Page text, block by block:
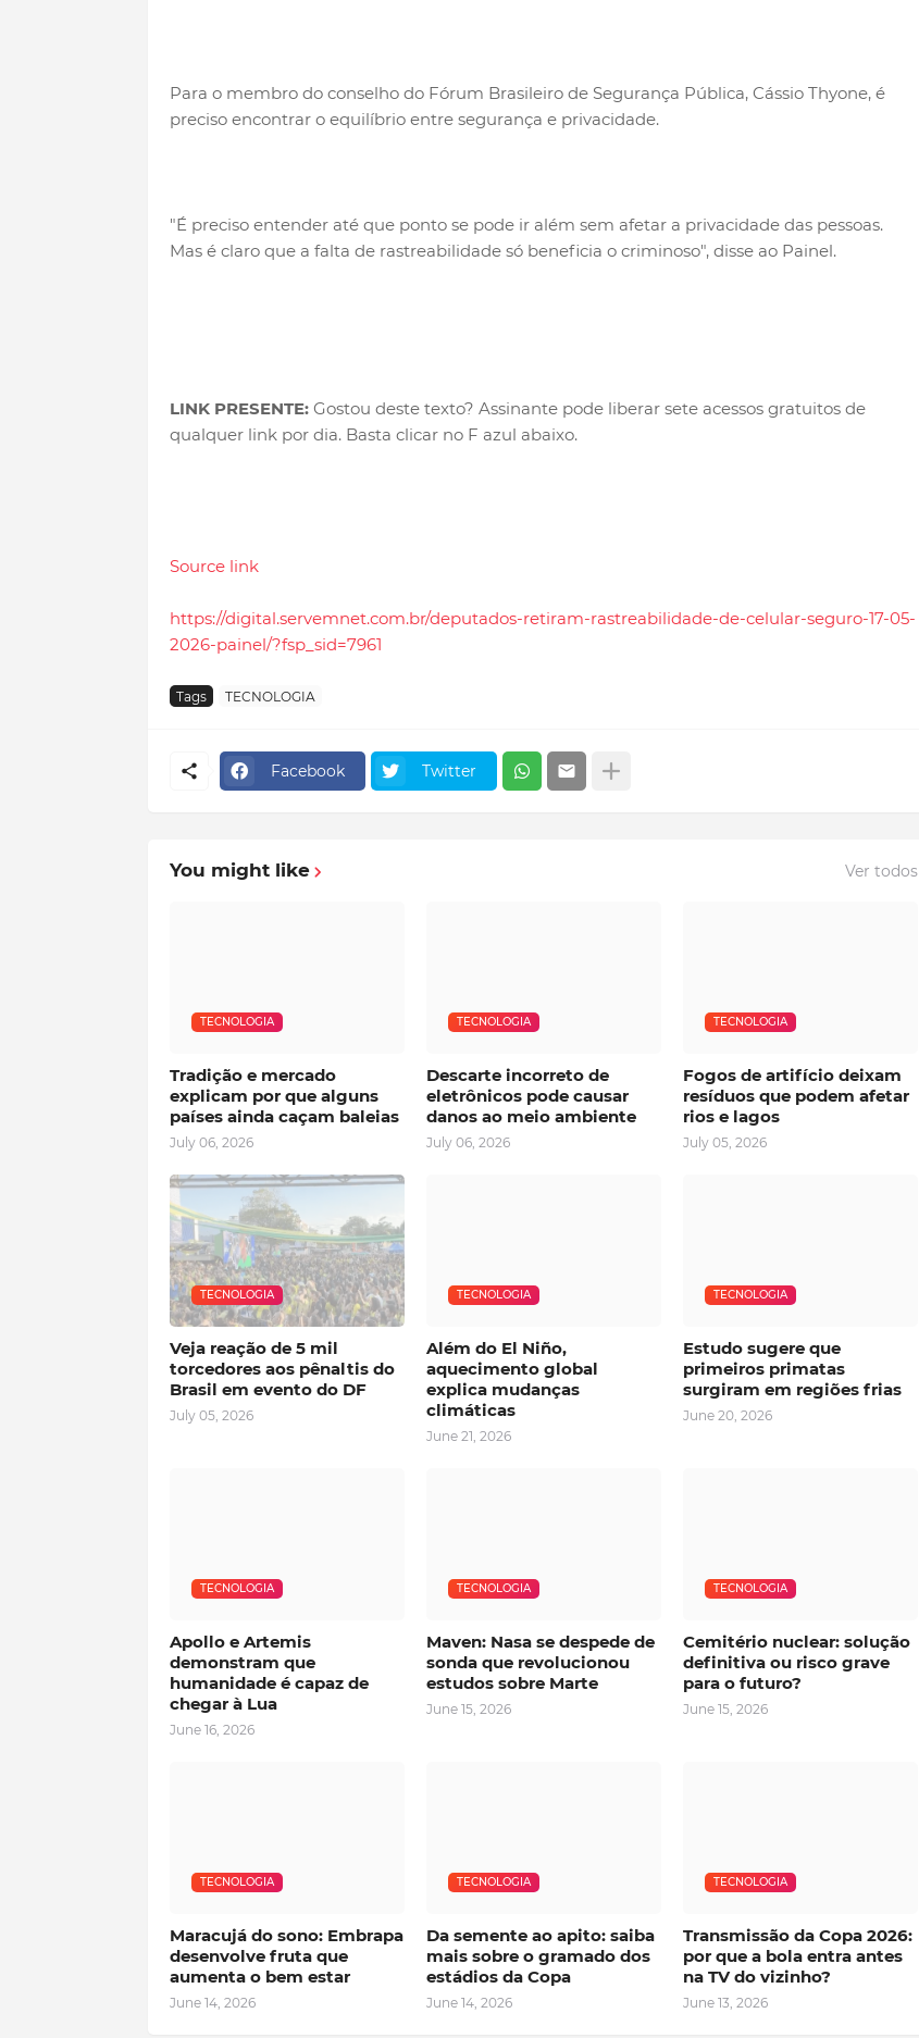
Para o membro do conselho do Fórum Brasileiro de Segurança Pública, Cássio Thyone, é
preciso encontrar o equilíbrio entre segurança e privacidade.
"É preciso entender até que ponto se pode ir além sem afetar a privacidade das pessoas.
Mas é claro que a falta de rastreabilidade só beneficia o criminoso", disse ao Painel.
LINK PRESENTE:Gostou deste texto? Assinante pode liberar sete acessos gratuitos de
qualquer link por dia. Basta clicar no F azul abaixo.
Source link
https://digital.servemnet.com.br/deputados-retiram-rastreabilidade-de-celular-seguro-17-05-
2026-painel/?fsp_sid=7961
Tags TECNOLOGIA
Facebook Twitter
You might like Ver todos
TECNOLOGIA
Tradição e mercado
explicam por que alguns
países ainda caçam baleias
July 06, 2026
TECNOLOGIA
Descarte incorreto de
eletrônicos pode causar
danos ao meio ambiente
July 06, 2026
TECNOLOGIA
Fogos de artifício deixam
resíduos que podem afetar
rios e lagos
July 05, 2026
TECNOLOGIA
Veja reação de 5 mil
torcedores aos pênaltis do
Brasil em evento do DF
July 05, 2026
TECNOLOGIA
Além do El Niño,
aquecimento global
explica mudanças
climáticas
June 21, 2026
TECNOLOGIA
Estudo sugere que
primeiros primatas
surgiram em regiões frias
June 20, 2026
TECNOLOGIA
Apollo e Artemis
demonstram que
humanidade é capaz de
chegar à Lua
June 16, 2026
TECNOLOGIA
Maven: Nasa se despede de
sonda que revolucionou
estudos sobre Marte
June 15, 2026
TECNOLOGIA
Cemitério nuclear: solução
definitiva ou risco grave
para o futuro?
June 15, 2026
TECNOLOGIA
Maracujá do sono: Embrapa
desenvolve fruta que
aumenta o bem estar
June 14, 2026
TECNOLOGIA
Da semente ao apito: saiba
mais sobre o gramado dos
estádios da Copa
June 14, 2026
TECNOLOGIA
Transmissão da Copa 2026:
por que a bola entra antes
na TV do vizinho?
June 13, 2026